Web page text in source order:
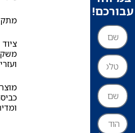
מתקנים
משקי
מוצרי
כביסה
ומדיחים